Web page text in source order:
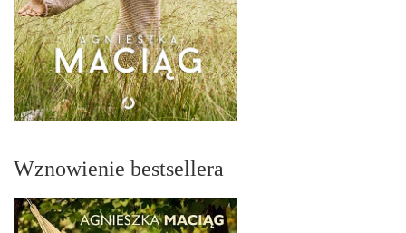
Wznowienie bestsellera